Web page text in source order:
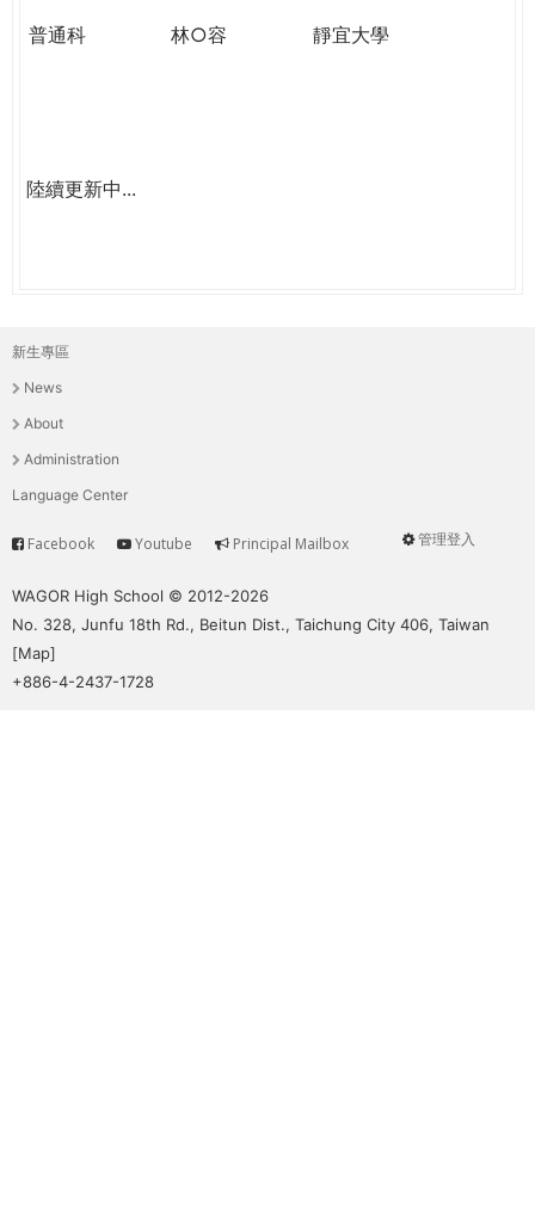
普通科
林○容 靜宜大學
陸續更新中...
主
選
單
新生專區
News
About
Administration
Language Center
User
管理登入
Service
Facebook Youtube Principal Mailbox
WAGOR High School © 2012-2026
No. 328, Junfu 18th Rd., Beitun Dist., Taichung City 406, Taiwan
[Map]
+886-4-2437-1728